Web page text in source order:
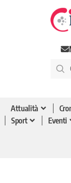
Attualità
Sport
Eventi